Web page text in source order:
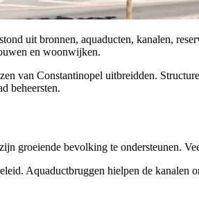
uit bronnen, aquaducten, kanalen,
en woonwijken.
van Constantinopel uitbreidden.
beheersten.
groeiende bevolking te ondersteunen.
Aquaductbruggen hielpen de